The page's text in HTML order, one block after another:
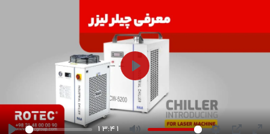
تعمیر چیلر دستگاه لیزر
شرکت روتک آماده ارائه خدمات و تعمیرات چیلر لیزر را در
موارد زیر دارد:
تعمیرات برقی شامل رله و کنترلر و …
تعمیر سنسور فشار آب چیلر
تعمیر برد کنترلر چیلر
13:41
Play